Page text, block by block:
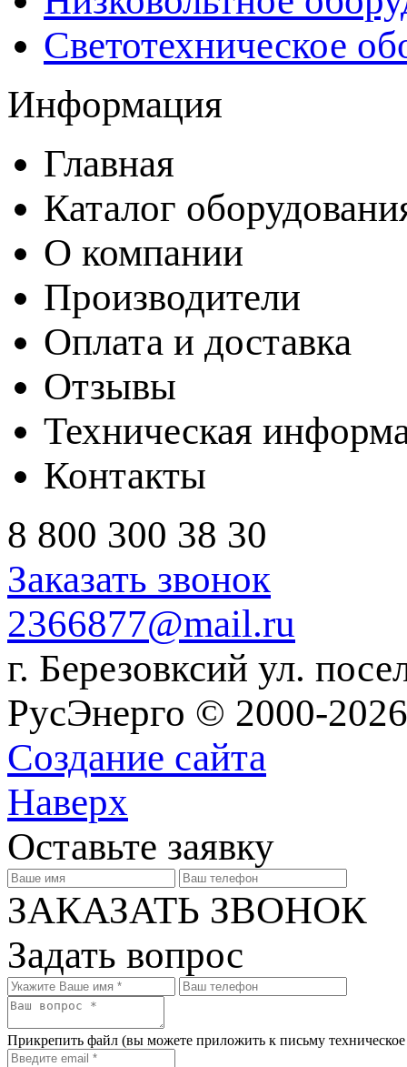
Светотехническое
Информация
Главная
Каталог
О компании
Производители
Оплата и доставка
Отзывы
Техническая
Контакты
8 800 300 38 30
Заказать звонок
2366877@mail.ru
г. Березовксий ул.
РусЭнерго © 2000-
Создание сайта
Наверх
Оставьте заявку
ЗАКАЗАТЬ ЗВОНОК
Задать вопрос
Прикрепить файл (вы можете приложить к письму